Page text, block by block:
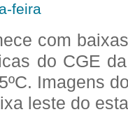
feira
com
do CGE
Imagens
leste do